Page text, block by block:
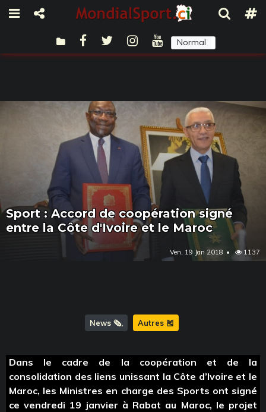
Normal
Sport : Accord de coopération signé
entre la Côte d'Ivoire et le Maroc
Ven, 19 Jan 2018 1137
News 🗞️ Autres 🎽
Dans le cadre de la coopération et de la
consolidation des liens unissant la Côte d’Ivoire et le
Maroc, les Ministres en charge des Sports ont signé
ce vendredi 19 janvier à Rabat au Maroc, le projet